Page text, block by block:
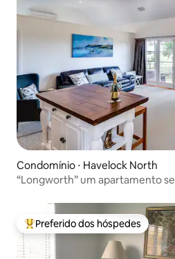
Condomínio ⋅ Havelock North
“Longworth” um apartamento
Entre os melhores preferidos
Preferido dos hóspedes